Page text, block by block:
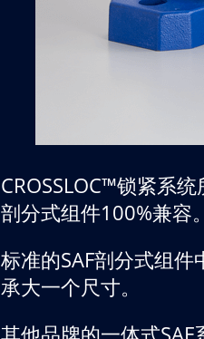
CROSSLOC™锁紧系
剖分式组件100%兼容。
标准的SAF剖分式组
承大一个尺寸。